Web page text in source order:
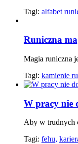
Tagi: alfabet
Runiczna
Magia runiczna
Tagi: kamienie
W pracy nie
Aby w trudnych
Tagi: fehu,